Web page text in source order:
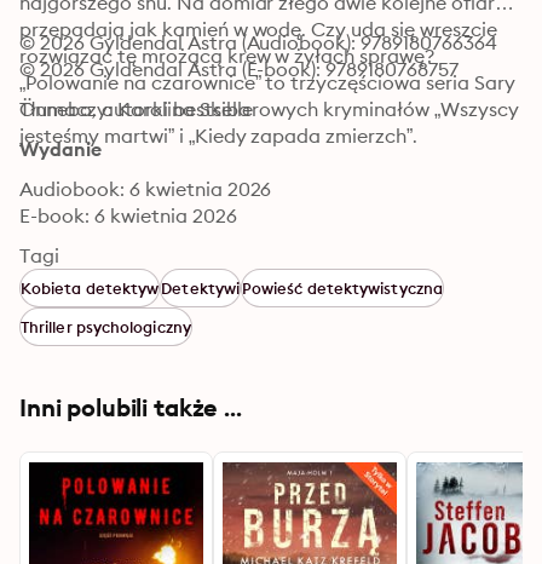
przepadają jak kamień w wodę. Czy uda się wreszcie
rozwiązać tę mrożącą krew w żyłach sprawę?
„Polowanie na czarownice” to trzyczęściowa seria Sary
Önnebo, autorki bestsellerowych kryminałów „Wszyscy
jesteśmy martwi” i „Kiedy zapada zmierzch”.
© 2026 Gyldendal Astra (Audiobook): 9789180766364
© 2026 Gyldendal Astra (E-book): 9789180768757
Tłumaczy: Karolina Skiba
Wydanie
Audiobook: 6 kwietnia 2026
E-book: 6 kwietnia 2026
Tagi
Kobieta detektywDetektywiPowieść detektywistyczna
Thriller psychologiczny
Inni polubili także ...